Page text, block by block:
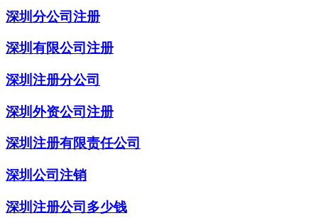
深圳分公司注册
深圳有限公司注册
深圳注册分公司
深圳外资公司注册
深圳注册有限责任公司
深圳公司注销
深圳注册公司多少钱